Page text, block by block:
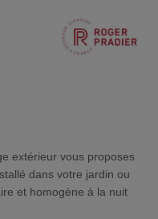
extérieur vous proposes
dans votre jardin ou
et homogène à la nuit